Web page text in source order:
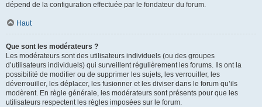
dépend de la configuration effectuée par le fondateur du forum.
Haut
Que sont les modérateurs ?
Les modérateurs sont des utilisateurs individuels (ou des groupes
d’utilisateurs individuels) qui surveillent régulièrement les forums. Ils ont la
possibilité de modifier ou de supprimer les sujets, les verrouiller, les
déverrouiller, les déplacer, les fusionner et les diviser dans le forum qu’ils
modèrent. En règle générale, les modérateurs sont présents pour que les
utilisateurs respectent les règles imposées sur le forum.